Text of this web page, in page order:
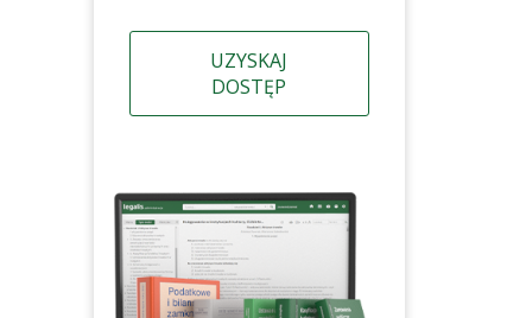
UZYSKAJ
DOSTĘP